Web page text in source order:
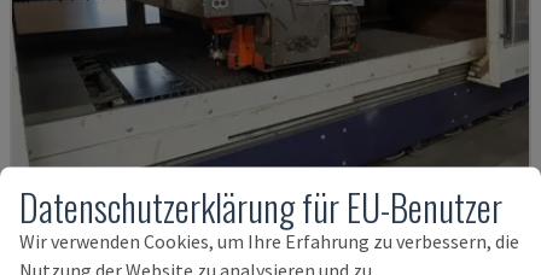
BYSPEED 3015
Datenschutzerklärung für EU-Benutzer
Wir verwenden Cookies, um Ihre Erfahrung zu verbessern, die
Nutzung der Website zu analysieren und zu